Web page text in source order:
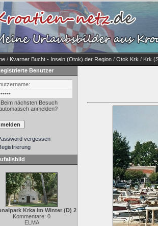
/ Kvarner Bucht - Inseln (Otok) der Region / Otok Krk / Krk
Benutzer
Beim nächsten Besuch
anmelden?
vergessen
Krka im Winter (D) 2
Kommentare: 0
ELMA